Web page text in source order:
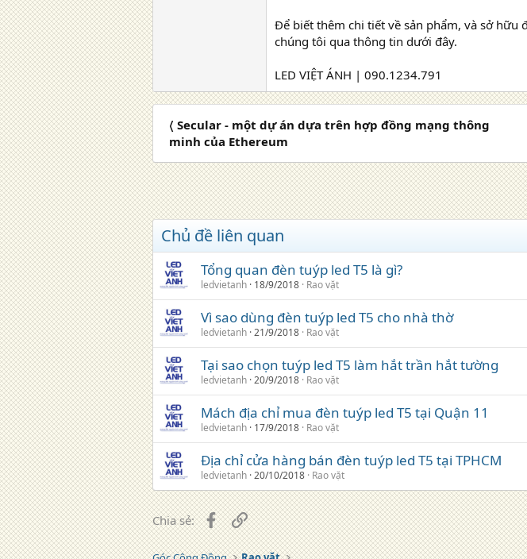
Để biết thêm chi tiết về sản phẩm, và sở hữu
chúng tôi qua thông tin dưới đây.
LED VIỆT ÁNH | 090.1234.791
〈 Secular - một dự án dựa trên hợp đồng mạng thông
minh của Ethereum
Chủ đề liên quan
Tổng quan đèn tuýp led T5 là gì?
ledvietanh 18/9/2018 Rao vặt
Vì sao dùng đèn tuýp led T5 cho nhà thờ
ledvietanh 21/9/2018 Rao vặt
Tại sao chọn tuýp led T5 làm hắt trần hắt tường
ledvietanh 20/9/2018 Rao vặt
Mách địa chỉ mua đèn tuýp led T5 tại Quận 11
ledvietanh 17/9/2018 Rao vặt
Địa chỉ cửa hàng bán đèn tuýp led T5 tại TPHCM
ledvietanh 20/10/2018 Rao vặt
Chia sẻ: Facebook
Liên kết